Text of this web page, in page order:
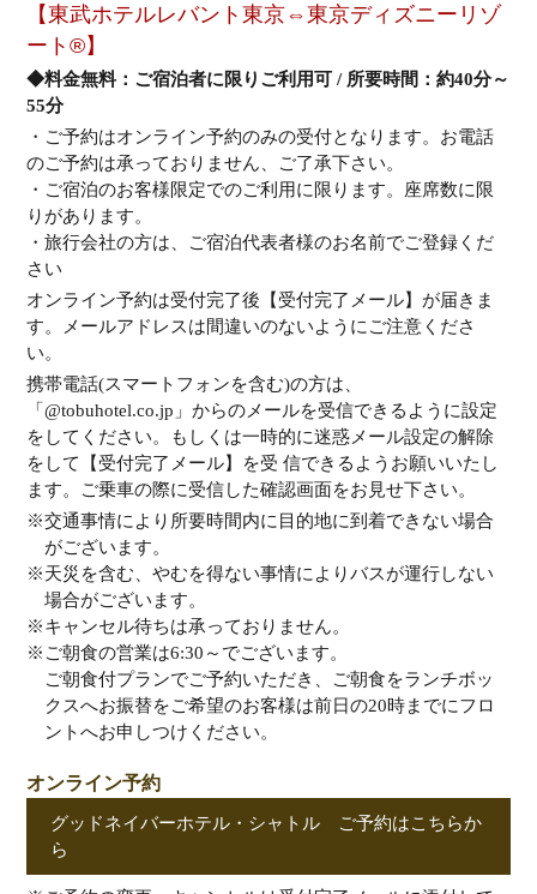
【東武ホテルレバント東京⇔東京ディズニーリゾ
ート®】
◆料金無料：ご宿泊者に限りご利用可 / 所要時間：約40分～
55分
・ご予約はオンライン予約のみの受付となります。お電話
のご予約は承っておりません、ご了承下さい。
・ご宿泊のお客様限定でのご利用に限ります。座席数に限
りがあります。
・旅行会社の方は、ご宿泊代表者様のお名前でご登録くだ
さい
オンライン予約は受付完了後【受付完了メール】が届きま
す。メールアドレスは間違いのないようにご注意くださ
い。
携帯電話(スマートフォンを含む)の方は、
「@tobuhotel.co.jp」からのメールを受信できるように設定
をしてください。もしくは一時的に迷惑メール設定の解除
をして【受付完了メール】を受 信できるようお願いいたし
ます。ご乗車の際に受信した確認画面をお見せ下さい。
※交通事情により所要時間内に目的地に到着できない場合
がございます。
※天災を含む、やむを得ない事情によりバスが運行しない
場合がございます。
※キャンセル待ちは承っておりません。
※ご朝食の営業は6:30～でございます。
ご朝食付プランでご予約いただき、ご朝食をランチボッ
クスへお振替をご希望のお客様は前日の20時までにフロ
ントへお申しつけください。
オンライン予約
グッドネイバーホテル・シャトル ご予約はこちらか
ら